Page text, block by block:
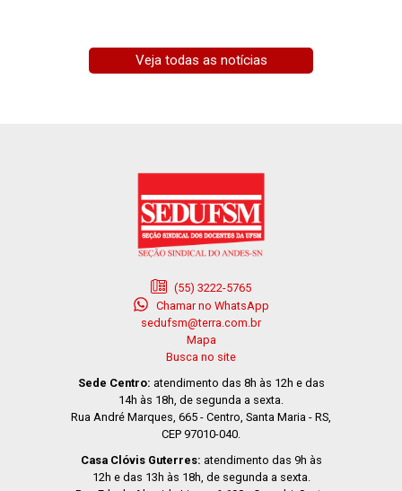
Veja todas as notícias
(55) 3222-5765
Chamar no WhatsApp
sedufsm@terra.com.br
Mapa
Busca no site
Sede Centro: atendimento das 8h às 12h e das
14h às 18h, de segunda a sexta.
Rua André Marques, 665 - Centro, Santa Maria - RS,
CEP 97010-040.
Casa Clóvis Guterres: atendimento das 9h às
12h e das 13h às 18h, de segunda a sexta.